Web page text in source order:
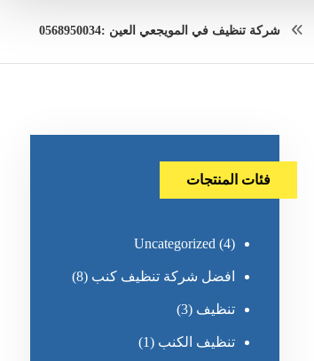
شركة تنظيف في المويجعي العين :0568950034
فئات المنتجات
Uncategorized (4)
افضل شركة تنظيف كنب (8)
تنظيف (3)
تنظيف الكنب (1)